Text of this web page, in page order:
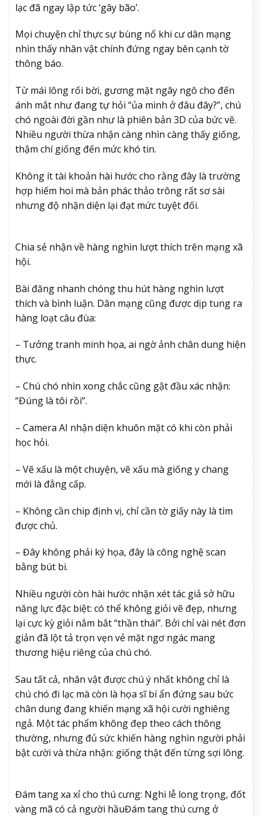
lạc đã ngay lập tức ‘gây bão’.
Mọi chuyện chỉ thực sự bùng nổ khi cư dân mạng
nhìn thấy nhân vật chính đứng ngay bên cạnh tờ
thông báo.
Từ mái lông rối bời, gương mặt ngây ngô cho đến
ánh mắt như đang tự hỏi “ủa mình ở đâu đây?”, chú
chó ngoài đời gần như là phiên bản 3D của bức vẽ.
Nhiều người thừa nhận càng nhìn càng thấy giống,
thậm chí giống đến mức khó tin.
Không ít tài khoản hài hước cho rằng đây là trường
hợp hiếm hoi mà bản phác thảo trông rất sơ sài
nhưng độ nhận diện lại đạt mức tuyệt đối.
Chia sẻ nhận về hàng nghìn lượt thích trên mạng xã
hội.
Bài đăng nhanh chóng thu hút hàng nghìn lượt
thích và bình luận. Dân mạng cũng được dịp tung ra
hàng loạt câu đùa:
– Tưởng tranh minh họa, ai ngờ ảnh chân dung hiện
thực.
– Chú chó nhìn xong chắc cũng gật đầu xác nhận:
“Đúng là tôi rồi”.
– Camera AI nhận diện khuôn mặt có khi còn phải
học hỏi.
– Vẽ xấu là một chuyện, vẽ xấu mà giống y chang
mới là đẳng cấp.
– Không cần chip định vị, chỉ cần tờ giấy này là tìm
được chủ.
– Đây không phải ký họa, đây là công nghệ scan
bằng bút bi.
Nhiều người còn hài hước nhận xét tác giả sở hữu
năng lực đặc biệt: có thể không giỏi vẽ đẹp, nhưng
lại cực kỳ giỏi nắm bắt “thần thái”. Bởi chỉ vài nét đơn
giản đã lột tả trọn vẹn vẻ mặt ngơ ngác mang
thương hiệu riêng của chú chó.
Sau tất cả, nhân vật được chú ý nhất không chỉ là
chú chó đi lạc mà còn là họa sĩ bí ẩn đứng sau bức
chân dung đang khiến mạng xã hội cười nghiêng
ngả. Một tác phẩm không đẹp theo cách thông
thường, nhưng đủ sức khiến hàng nghìn người phải
bật cười và thừa nhận: giống thật đến từng sợi lông.
Đám tang xa xỉ cho thú cưng: Nghi lễ long trọng, đốt
vàng mã có cả người hầuĐám tang thú cưng ở